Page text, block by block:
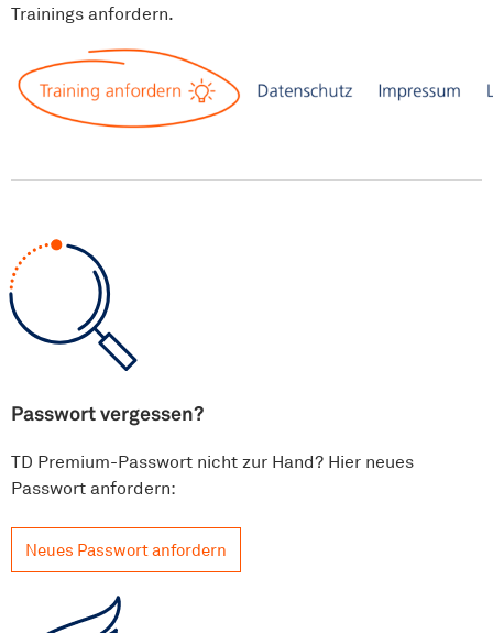
Trainings anfordern.
Passwort vergessen?
TD Premium-Passwort nicht zur Hand? Hier neues
Passwort anfordern:
Neues Passwort anfordern